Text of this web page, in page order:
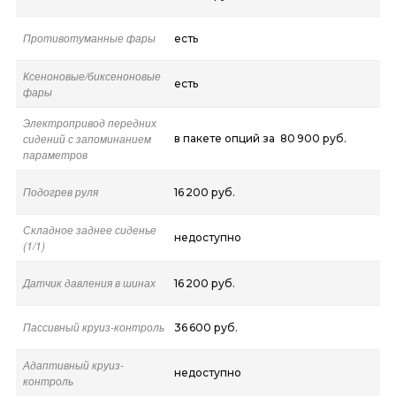
Противотуманные фары есть
Ксеноновые/биксеноновые
фары
есть
Электропривод передних
сидений с запоминанием
параметров
в пакете опций за 80 900 руб.
Подогрев руля 16 200 руб.
Складное заднее сиденье
(1/1)
недоступно
Датчик давления в шинах 16 200 руб.
Пассивный круиз-контроль 36 600 руб.
Адаптивный круиз-
контроль
недоступно